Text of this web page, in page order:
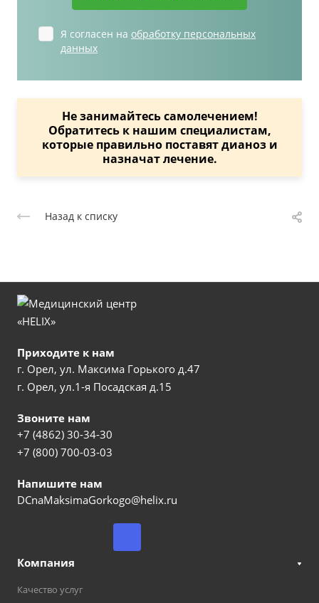
Я согласен на обработку персональных
данных
Не занимайтесь самолечением!
Обратитесь к нашим специалистам,
которые правильно поставят дианоз и
назначат лечение.
Назад к списку
Приходите к нам
г. Орел, ул. Максима Горького д.47
г. Орел, ул.1-я Посадская д.15
Звоните нам
+7 (4862) 30-34-30
+7 (800) 700-03-03
Напишите нам
DCnaMaksimaGorkogo@helix.ru
Компания
Качество услуг